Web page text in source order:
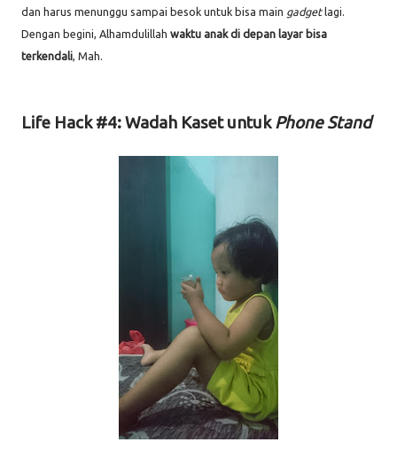
dan harus menunggu sampai besok untuk bisa main gadgetlagi.
Dengan begini, Alhamdulillah waktu anak di depan layar bisa
terkendali , Mah.
Life Hack #4: Wadah Kaset untukPhone Stand